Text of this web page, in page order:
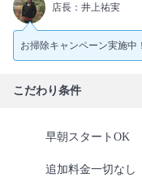
店長：井上祐実
お掃除キャンペーン実施中
こだわり条件
早朝スタートOK
追加料金一切なし